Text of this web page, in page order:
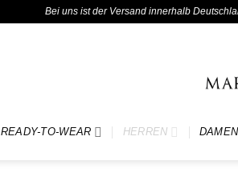
Bei uns ist der Versand innerhalb
READY-TO-WEAR HERREN DAMEN